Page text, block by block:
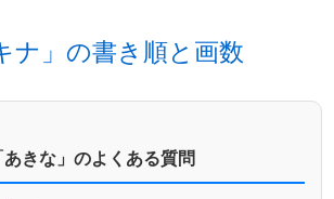
ナ」の書き順と画数
あきな」のよくある質問